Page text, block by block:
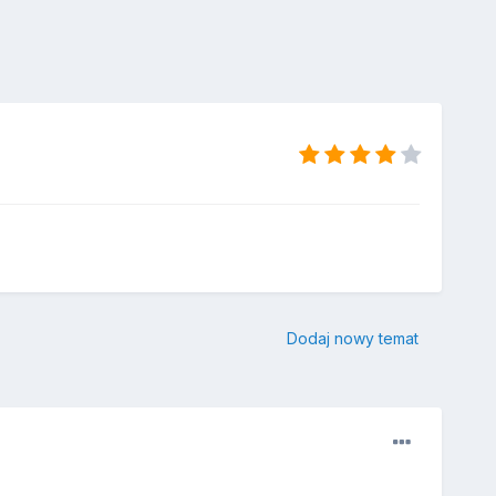
Dodaj nowy temat